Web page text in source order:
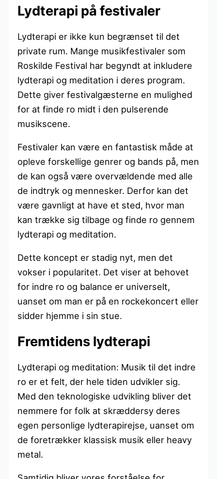
Lydterapi på festivaler
Lydterapi er ikke kun begrænset til det
private rum. Mange musikfestivaler som
Roskilde Festival har begyndt at inkludere
lydterapi og meditation i deres program.
Dette giver festivalgæsterne en mulighed
for at finde ro midt i den pulserende
musikscene.
Festivaler kan være en fantastisk måde at
opleve forskellige genrer og bands på, men
de kan også være overvældende med alle
de indtryk og mennesker. Derfor kan det
være gavnligt at have et sted, hvor man
kan trække sig tilbage og finde ro gennem
lydterapi og meditation.
Dette koncept er stadig nyt, men det
vokser i popularitet. Det viser at behovet
for indre ro og balance er universelt,
uanset om man er på en rockekoncert eller
sidder hjemme i sin stue.
Fremtidens lydterapi
Lydterapi og meditation: Musik til det indre
ro er et felt, der hele tiden udvikler sig.
Med den teknologiske udvikling bliver det
nemmere for folk at skræddersy deres
egen personlige lydterapirejse, uanset om
de foretrækker klassisk musik eller heavy
metal.